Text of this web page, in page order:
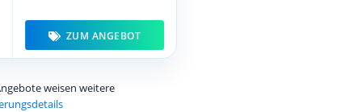
ZUM ANGEBOT
weisen weitere